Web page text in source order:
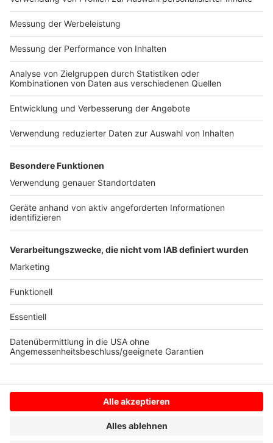
Reizschwelle. Da werden Menschen, die in Bus und
Bahnen die Fahrscheine kontrollieren, attackiert, und
auch Sanitäter oder Feuerwehrleute. Das hat mit
Achtung und Respekt ganz wenig zu tun", sagt Kaiser.
Anzeige
In diesem Jahr plant der 72-Jährige eine Arenatour,
Open-Air-Konzerte, seine legendären Kaisermania-Gigs
in Dresden und die Kinopremiere seines Konzertfilms.
Dem musikalischen Marathon-Mann geht also die Luft
Anzeige